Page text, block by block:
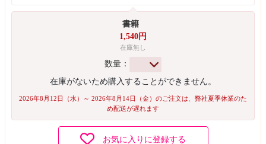
書籍
1,540円
在庫無し
数量：
在庫がないため購入することができません。
2026年8月12日（水）～ 2026年8月14日（金）のご注文は、弊社夏季休業のた
め配送が遅れます
お気に入りに登録する